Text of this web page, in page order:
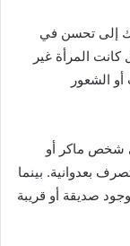
إلى تحسن في
المرأة غير
الشعور
شخص ماكر أو
بعدوانية. بينما
صديقة أو قريبة